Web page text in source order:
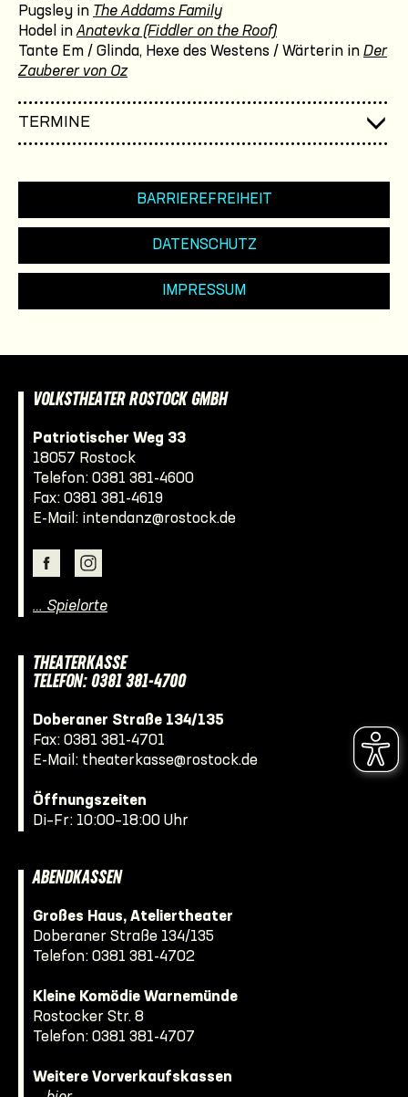
Pugsley in The Addams Family
Hodel in Anatevka (Fiddler on the Roof)
Tante Em / Glinda, Hexe des Westens / Wärterin in Der
Zauberer von Oz
TERMINE
BARRIEREFREIHEIT
DATENSCHUTZ
IMPRESSUM
VOLKSTHEATER ROSTOCK GMBH
Patriotischer Weg 33
18057 Rostock
Telefon: 0381 381-4600
Fax: 0381 381-4619
E-Mail: intendanz@rostock.de
… Spielorte
THEATERKASSE
TELEFON: 0381 381-4700
Doberaner Straße 134/135
Fax: 0381 381-4701
E-Mail: theaterkasse@rostock.de
Öffnungszeiten
Di–Fr: 10:00–18:00 Uhr
ABENDKASSEN
Großes Haus, Ateliertheater
Doberaner Straße 134/135
Telefon: 0381 381-4702
Kleine Komödie Warnemünde
Rostocker Str. 8
Telefon: 0381 381-4707
Weitere Vorverkaufskassen